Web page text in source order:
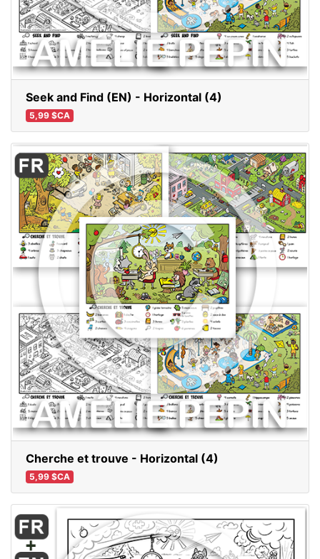
Seek and Find (EN) - Horizontal (4)
5,99 $CA
Cherche et trouve - Horizontal (4)
5,99 $CA